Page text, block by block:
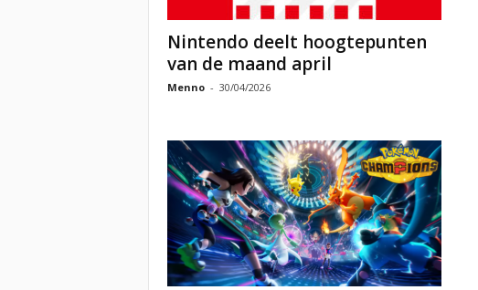
Nintendo deelt hoogtepunten
van de maand april
Menno - 30/04/2026